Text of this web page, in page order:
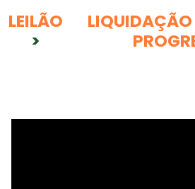
LEILÃO
>